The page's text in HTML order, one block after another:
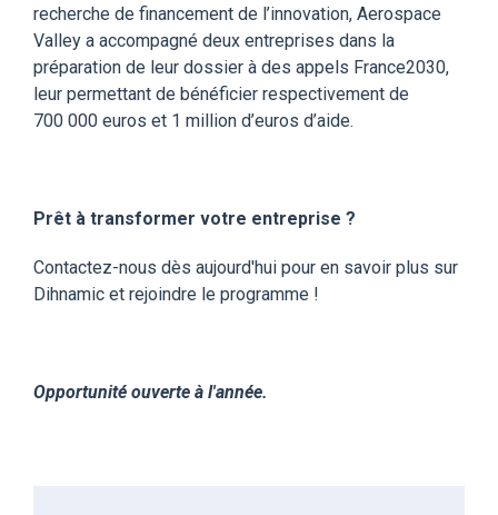
recherche de financement de l’innovation, Aerospace
Valley a accompagné deux entreprises dans la
préparation de leur dossier à des appels France2030,
leur permettant de bénéficier respectivement de
700 000 euros et 1 million d’euros d’aide.
Prêt à transformer votre entreprise ?
Contactez-nous dès aujourd'hui pour en savoir plus sur
Dihnamic et rejoindre le programme !
Opportunité ouverte à l'année.